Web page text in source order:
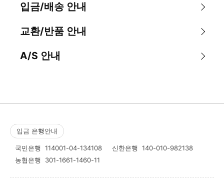
입금/배송 안내
교환/반품 안내
A/S 안내
입금 은행안내
국민은행 114001-04-134108 신한은행 140-010-982138
농협은행 301-1661-1460-11